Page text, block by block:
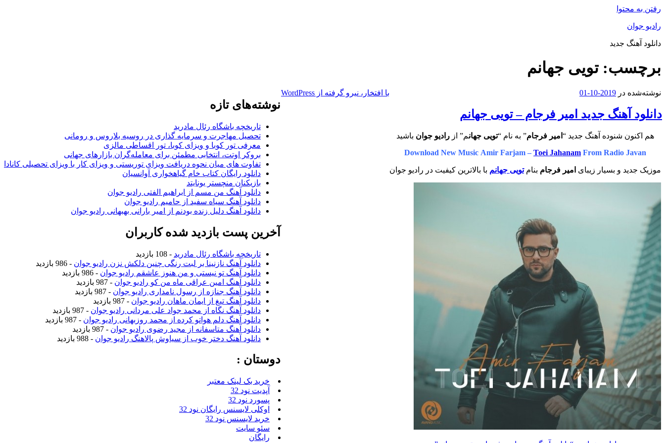
رفتن به محتوا
رادیو جوان
دانلود آهنگ جدید
برچسب:تویی جهانم
نوشته‌شده در 2019-10-01
دانلود آهنگ جدید امیر فرجام – تویی جهانم
هم اکنون شنوده آهنگ جدید “ امیر فرجام” به نام “تویی جهانم” از رادیو جوان باشید
Download New Music Amir Farjam – Toei Jahanam From Radio Javan
موزیک جدید و بسیار زیبای امیر فرجام بنامتویی جهانم با بالاترین کیفیت در رادیو جوان
نوشته‌های تازه
تاریخچه باشگاه رئال مادرید
تحصیل مهاجرت و سرمایه گذاری در روسیه بلاروس و رومانی
معرفی تور کوبا و ویزای کوبا، تور اقساطی مالزی
بروکر اوتت، انتخابی مطمئن برای معامله‌گران بازارهای جهانی
تفاوت های میان نحوه دریافت ویزای توریستی و ویزای کار با ویزای تحصیلی کانادا
دانلود رایگان کتاب خام گیاهخواری آوانسیان
بازیکنان منچستر یونایتد
دانلود آهنگ من مسم از ابراهیم الفتی رادیو جوان
دانلود آهنگ سیاه سفید از حامیم رادیو جوان
دانلود آهنگ دلیل زنده بودنم از امیر بارانی بهبهانی رادیو جوان
آخرین پست بازدید شده کاربران
تاریخچه باشگاه رئال مادرید - 108 بازدید
دانلود آهنگ نازنینا بر لبت رنگی چنین دلکش نزن رادیو جوان - 986 بازدید
دانلود آهنگ تو نیستی و من هنوز عاشقم رادیو جوان - 986 بازدید
دانلود آهنگ امین عراقی ماه من کو رادیو جوان - 987 بازدید
دانلود آهنگ جنازه از رسول نامداری رادیو جوان - 987 بازدید
دانلود آهنگ تیغ از ایمان ماهان رادیو جوان - 987 بازدید
دانلود آهنگ نگاه از محمد جواد علی مردانی رادیو جوان - 987 بازدید
دانلود آهنگ دلم هواتو کرده از محمد روزبهانی رادیو جوان - 987 بازدید
دانلود آهنگ متاسفانه از مجید رضوی رادیو جوان - 987 بازدید
دانلود آهنگ دختر خوب از سیاوش پالاهنگ رادیو جوان - 988 بازدید
دوستان :
خرید بک لینک معتبر
آپدیت نود 32
پسورد نود 32
اوکلی لایسنس رایگان نود 32
خرید لایسنس نود 32
سئو سایت
رایگان
با افتخار، نیرو گرفته از WordPress